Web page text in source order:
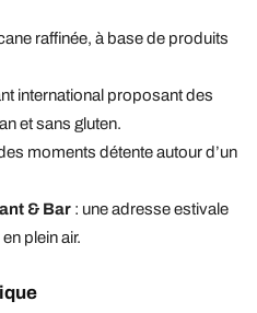
raffinée, à base de produits
international proposant des
et sans gluten.
moments détente autour d’un
& Bar : une adresse estivale
plein air.